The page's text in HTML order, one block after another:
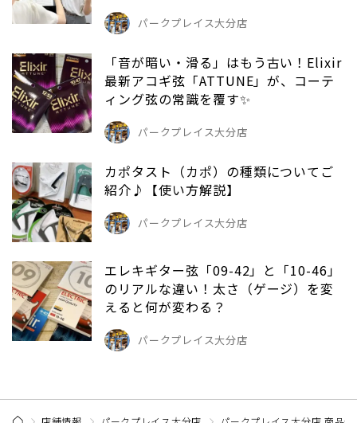
パークプレイス大分店
「音が暗い・滑る」はもう古い！Elixir
最新アコギ弦「ATTUNE」が、コーテ
ィング弦の常識を覆す✨
パークプレイス大分店
カポタスト（カポ）の種類についてご
紹介♪【使い方解説】
パークプレイス大分店
エレキギター弦「09-42」と「10-46」
のリアルな違い！太さ（ゲージ）を変
えると何が変わる？
パークプレイス大分店